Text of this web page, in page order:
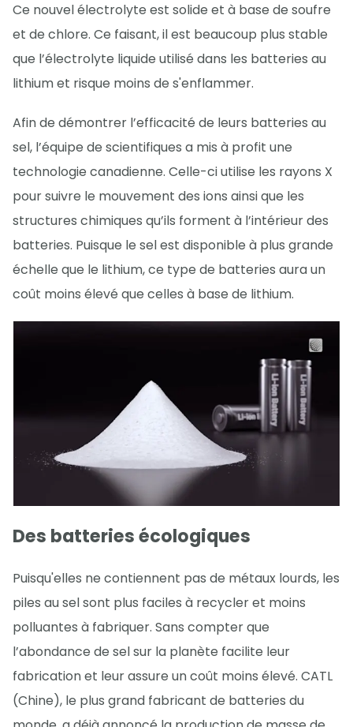
Ce nouvel électrolyte est solide et à base de soufre
et de chlore. Ce faisant, il est beaucoup plus stable
que l’électrolyte liquide utilisé dans les batteries au
lithium et risque moins de s'enflammer.
Afin de démontrer l’efficacité de leurs batteries au
sel, l’équipe de scientifiques a mis à profit une
technologie canadienne. Celle-ci utilise les rayons X
pour suivre le mouvement des ions ainsi que les
structures chimiques qu’ils forment à l’intérieur des
batteries. Puisque le sel est disponible à plus grande
échelle que le lithium, ce type de batteries aura un
coût moins élevé que celles à base de lithium.
Des batteries écologiques
Puisqu'elles ne contiennent pas de métaux lourds, les
piles au sel sont plus faciles à recycler et moins
polluantes à fabriquer. Sans compter que
l’abondance de sel sur la planète facilite leur
fabrication et leur assure un coût moins élevé. CATL
(Chine), le plus grand fabricant de batteries du